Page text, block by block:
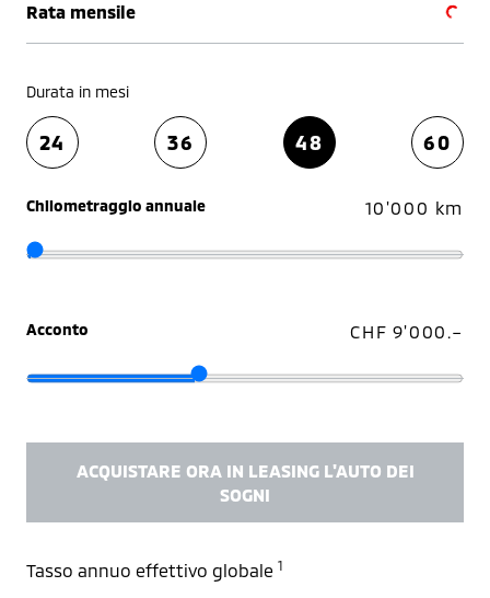
Rata mensile
Durata in mesi
24 36 48 60
Chilometraggio annuale 10'000 km
Acconto CHF 9'000.–
ACQUISTARE ORA IN LEASING L'AUTO DEI
SOGNI
Tasso annuo effettivo globale 1